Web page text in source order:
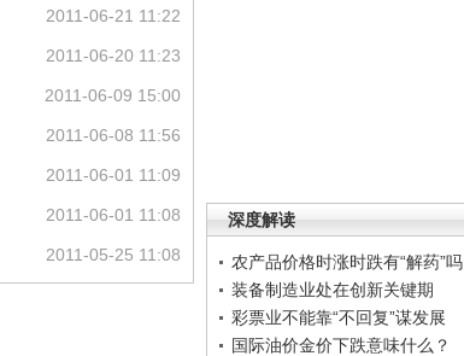
深度解读
农产品价格时涨时跌有“解药”吗
装备制造业处在创新关键期
彩票业不能靠“不回复”谋发展
国际油价金价下跌意味什么？
2011-06-21 11:22
2011-06-20 11:23
2011-06-09 15:00
2011-06-08 11:56
2011-06-01 11:09
2011-06-01 11:08
2011-05-25 11:08